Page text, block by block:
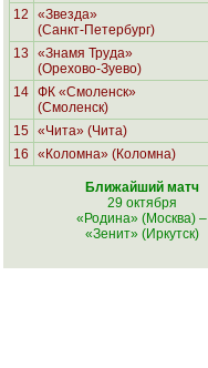
12
«Звезда»
(Санкт-Петербург)
13
«Знамя Труда»
(Орехово-Зуево)
14 ФК «Смоленск»
(Смоленск)
15 «Чита» (Чита)
16
«Коломна» (Коломна)
Ближайший матч
29 октября
«Родина» (Москва) –
«Зенит» (Иркутск)